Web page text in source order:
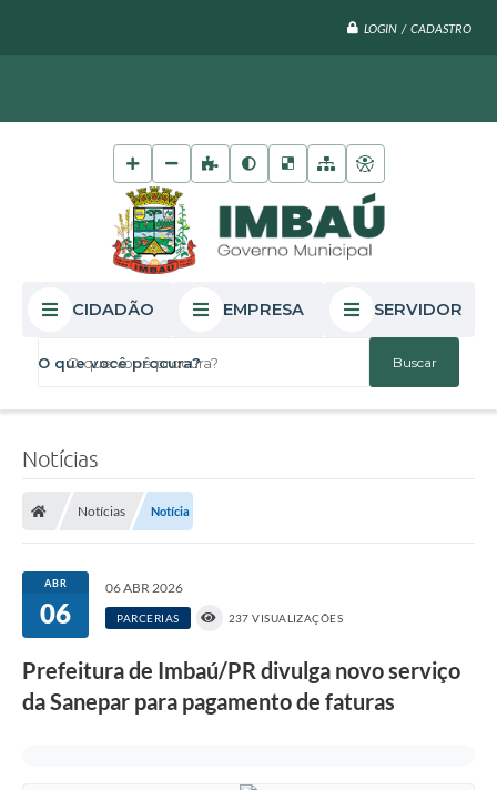
LOGIN / CADASTRO
O que você procura?
CIDADÃO EMPRESA SERVIDOR
Notícias
Notícias Notícia
ABR
06
06 ABR 2026
PARCERIAS 237 VISUALIZAÇÕES
Prefeitura de Imbaú/PR divulga novo serviço
da Sanepar para pagamento de faturas